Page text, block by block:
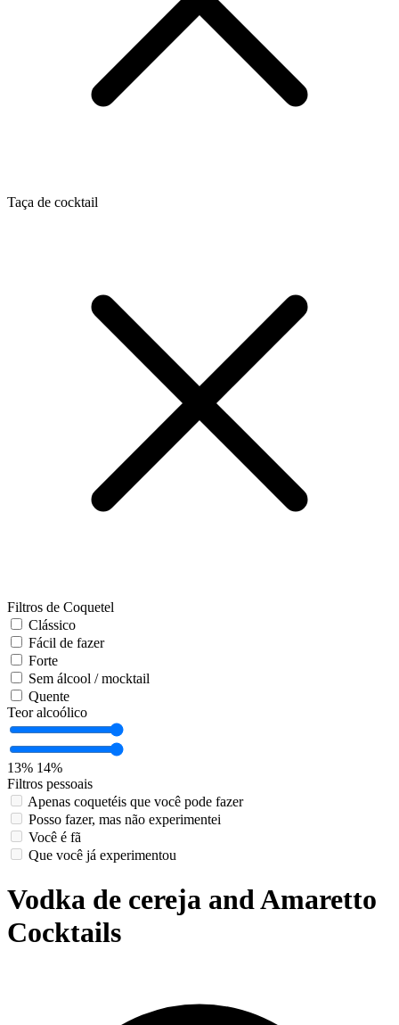
Taça de cocktail
Filtros de Coquetel
Clássico
Fácil de fazer
Forte
Sem álcool / mocktail
Quente
Teor alcoólico
13% 14%
Filtros pessoais
Apenas coquetéis que você pode fazer
Posso fazer, mas não experimentei
Você é fã
Que você já experimentou
Vodka de cereja and Amaretto
Cocktails